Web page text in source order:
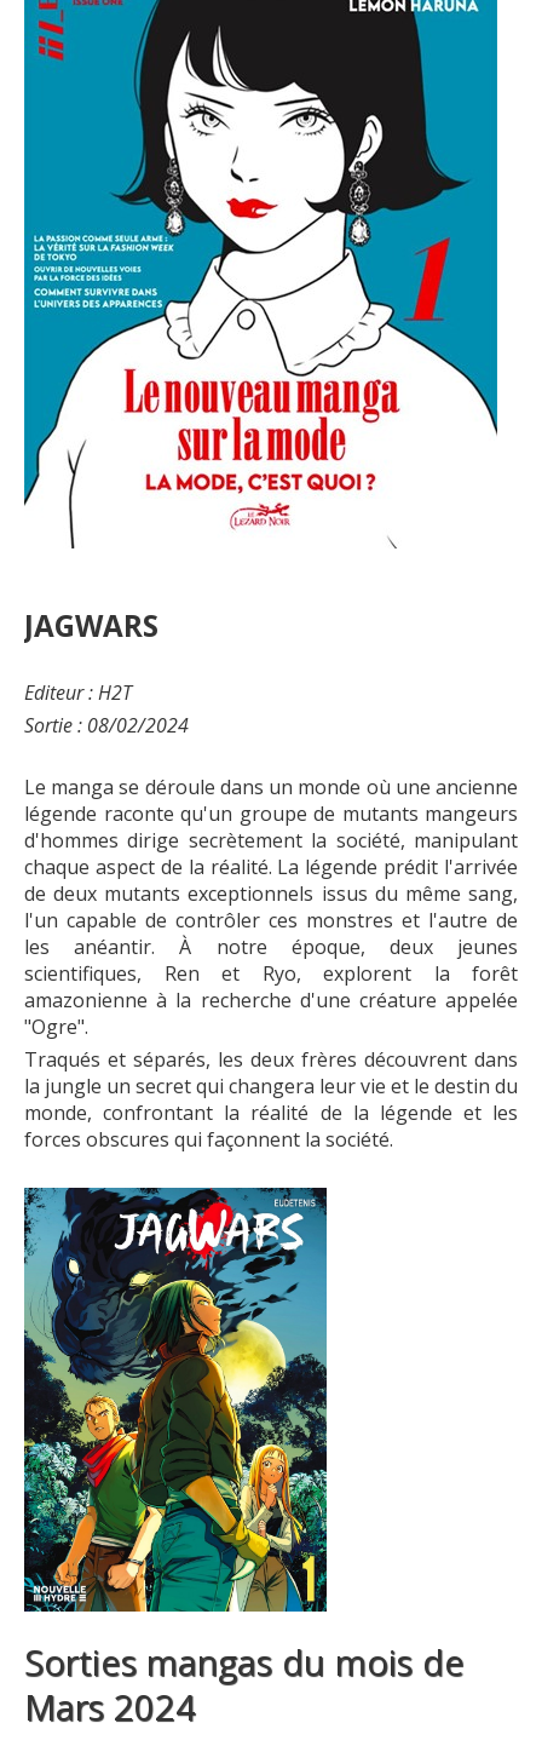
JAGWARS
Editeur : H2T
Sortie : 08/02/2024
Le manga se déroule dans un monde où une ancienne
légende raconte qu'un groupe de mutants mangeurs
d'hommes dirige secrètement la société, manipulant
chaque aspect de la réalité. La légende prédit l'arrivée
de deux mutants exceptionnels issus du même sang,
l'un capable de contrôler ces monstres et l'autre de
les anéantir. À notre époque, deux jeunes
scientifiques, Ren et Ryo, explorent la forêt
amazonienne à la recherche d'une créature appelée
"Ogre".
Traqués et séparés, les deux frères découvrent dans
la jungle un secret qui changera leur vie et le destin du
monde, confrontant la réalité de la légende et les
forces obscures qui façonnent la société.
Sorties mangas du mois de
Mars 2024